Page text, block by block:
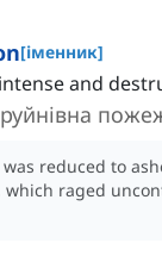
[іменник]
and
reduced to
which raged